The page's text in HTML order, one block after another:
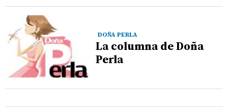
DOÑA PERLA
La columna de Doña
Perla